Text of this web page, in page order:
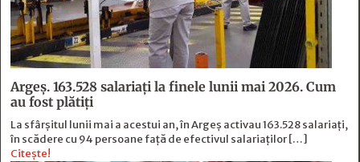
Argeș. 163.528 salariați la finele lunii mai 2026. Cum
au fost plătiți
La sfârșitul lunii mai a acestui an, în Argeş activau 163.528 salariați,
în scădere cu 94 persoane faţă de efectivul salariaţilor […]
Citește!